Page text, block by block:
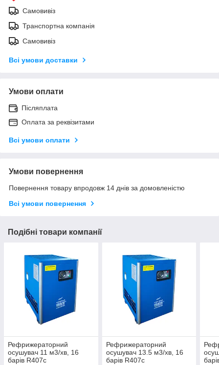
Самовивіз
Транспортна компанія
Самовивіз
Всі умови доставки
Умови оплати
Післяплата
Оплата за реквізитами
Всі умови оплати
Умови повернення
Повернення товару впродовж 14 днів за домовленістю
Всі умови повернення
Подібні товари компанії
Рефрижераторний
осушувач 11 м3/хв, 16
барів R407c
Рефрижераторний
осушувач 13.5 м3/хв, 16
барів R407c